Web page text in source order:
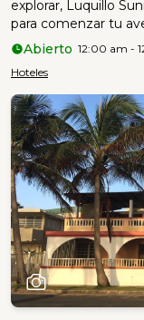
explorar, Luquillo
para comenzar tu
Abierto 12:00 am -
Hoteles